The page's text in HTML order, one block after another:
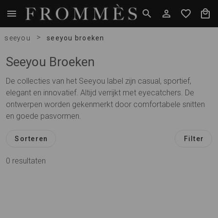
seeyou > seeyou broeken
Seeyou Broeken
De collecties van het Seeyou label zijn casual, sportief,
elegant en innovatief. Altijd verrijkt met eyecatchers. De
ontwerpen worden gekenmerkt door comfortabele snitten
en goede pasvormen.
Sorteren Filter
0 resultaten